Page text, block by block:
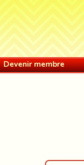
Devenir membre